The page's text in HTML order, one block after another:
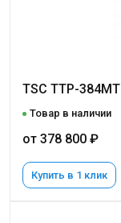
TSC TTP-384MT
Товар в наличии
от 378 800 ₽
Купить в 1 клик